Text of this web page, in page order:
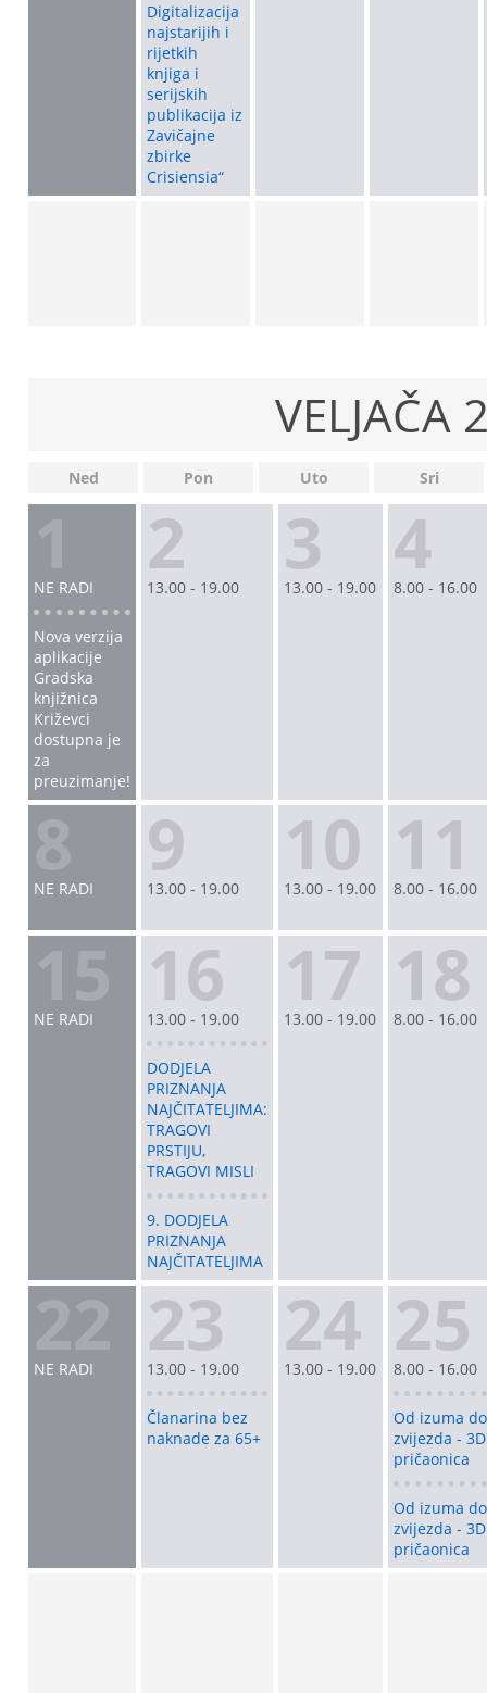
Digitalizacija
najstarijih i
rijetkih
knjiga i
serijskih
publikacija iz
Zavičajne
zbirke
Crisiensia“
VELJAČA
Ned Pon Uto Sri
NE RADI
Nova verzija
aplikacije
Gradska
knjižnica
Križevci
dostupna je
za
preuzimanje!
2
13.00 - 19.00 3
13.00 - 19.00 4
8.00 - 16.00
NE RADI 9
13.00 - 19.00 10
13.00 - 19.00 11
8.00 - 16.00
NE RADI 16
13.00 - 19.00
DODJELA
PRIZNANJA
NAJČITATELJIMA:
TRAGOVI
PRSTIJU,
TRAGOVI MISLI
9. DODJELA
PRIZNANJA
NAJČITATELJIMA
17
13.00 - 19.00 18
8.00 - 16.00
NE RADI 23
13.00 - 19.00
Članarina bez
naknade za 65+
24
13.00 - 19.00 25
8.00 - 16.00
Od izuma do
zvijezda - 3D
pričaonica
Od izuma do
zvijezda - 3D
pričaonica